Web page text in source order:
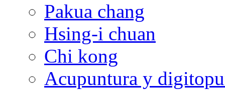
Pakua chang
Hsing-i chuan
Chi kong
Acupuntura y